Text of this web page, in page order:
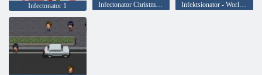
Infectonator 1 Infectonator Christmas Edition Infektsionator - World Domination